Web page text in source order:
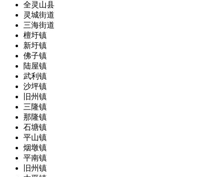
全灵山县
灵城街道
三海街道
檀圩镇
新圩镇
佛子镇
陆屋镇
武利镇
沙坪镇
旧州镇
三隆镇
那隆镇
石塘镇
平山镇
烟墩镇
平南镇
旧州镇